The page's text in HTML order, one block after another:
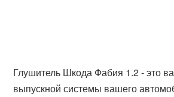
Глушитель Шкода Фабия 1.2 - это
выпускной системы вашего